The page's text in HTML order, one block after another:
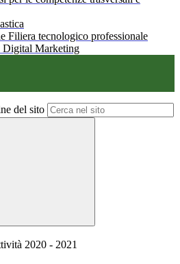
Filiera tecnologico professionale
Digital Marketing
del sito
2020 - 2021